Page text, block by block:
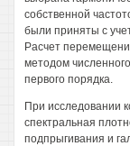
собственной
были приняты с
Расчет
методом
первого порядка.
При исследовании
спектральная
подпрыгивания и